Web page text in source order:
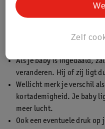
van je kindje, maar er zijn
hebben beide voor je op een
Als je baby is ingedaald,
veranderen. Hij of zij ligt
Wellicht merk je verschil
kortademigheid. Je baby
meer lucht.
Ook een eventuele druk op
Zelf